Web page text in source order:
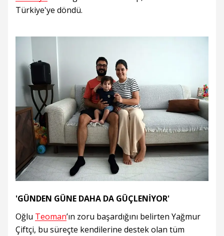
Türkiye'ye döndü.
'GÜNDEN GÜNE DAHA DA GÜÇLENİYOR'
Oğlu Teoman’ın zoru başardığını belirten Yağmur
Çiftçi, bu süreçte kendilerine destek olan tüm